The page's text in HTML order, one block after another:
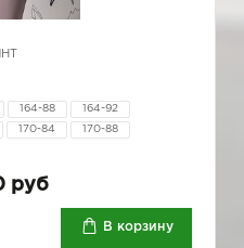
164-88 164-92
170-84 170-88
руб
В корзину